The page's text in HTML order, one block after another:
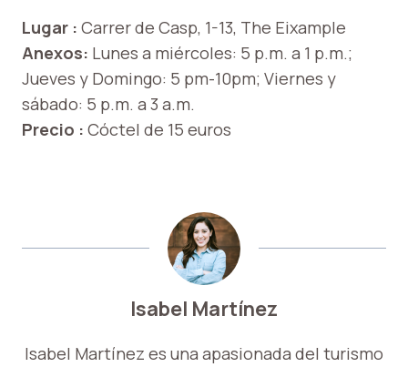
Lugar : Carrer de Casp, 1-13, The Eixample
Anexos: Lunes a miércoles: 5 p.m. a 1 p.m.;
Jueves y Domingo: 5 pm-10pm; Viernes y
sábado: 5 p.m. a 3 a.m.
Precio : Cóctel de 15 euros
Isabel Martínez
Isabel Martínez es una apasionada del turismo